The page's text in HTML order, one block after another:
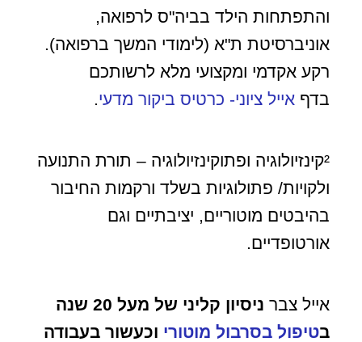
והתפתחות הילד בביה"ס לרפואה,
אוניברסיטת ת"א (לימודי המשך ברפואה).
רקע אקדמי ומקצועי מלא לרשותכם
בדף אייל ציוני- כרטיס ביקור מדעי.
²קינזיולוגיה ופתוקינזיולוגיה – תורת התנועה
ולקויות/ פתולוגיות בשלד ורקמות החיבור
בהיבטים מוטוריים, יציבתיים וגם
אורטופדיים.
אייל צבר
ניסיון קליני של מעל 20 שנה
בטיפול בסרבול מוטורי וכעשור בעבודה